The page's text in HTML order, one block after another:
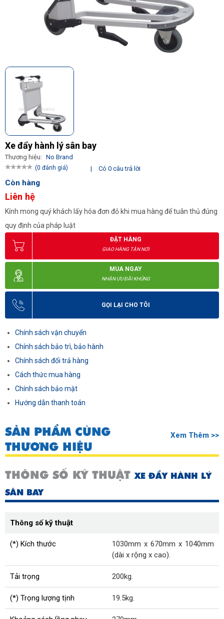
Xe đẩy hành lý sân bay
Thương hiệu: No Brand
(0 đánh giá) | Có 0 câu trả lời
Còn hàng
Liên hệ
Kính mong quý khách lấy hóa đơn đỏ khi mua hàng để tuân thủ đúng
quy định của pháp luật
ĐẶT HÀNG
GIAO HÀNG TẬN NƠI
MUA NGAY
NHẬN ƯU ĐÃI KHỦNG
GỌI LẠI CHO TÔI
Chính sách vận chuyển
Chính sách bảo trì, bảo hành
Chính sách đổi trả hàng
Cách thức mua hàng
Chính sách bảo mật
Hướng dẫn thanh toán
SẢN PHẨM CÙNG
THƯƠNG HIỆU
Xem Thêm >>
THÔNG SỐ KỸ THUẬTXE ĐẨY HÀNH LÝ
SÂN BAY
Thông số kỹ thuật
(*) Kích thước
1030mm x 670mm x 1040mm
(dài x rộng x cao).
Tải trọng 200kg.
(*) Trọng lượng tịnh 19.5kg.